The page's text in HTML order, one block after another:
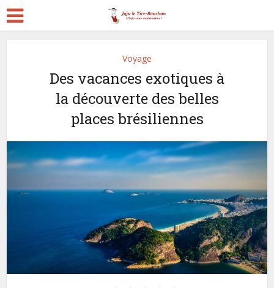
Voyage
Des vacances exotiques à
la découverte des belles
places brésiliennes